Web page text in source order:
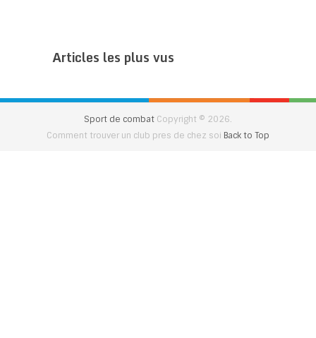
Articles les plus vus
Sport de combatCopyright © 2026.
Comment trouver un club pres de chez soi Back to Top